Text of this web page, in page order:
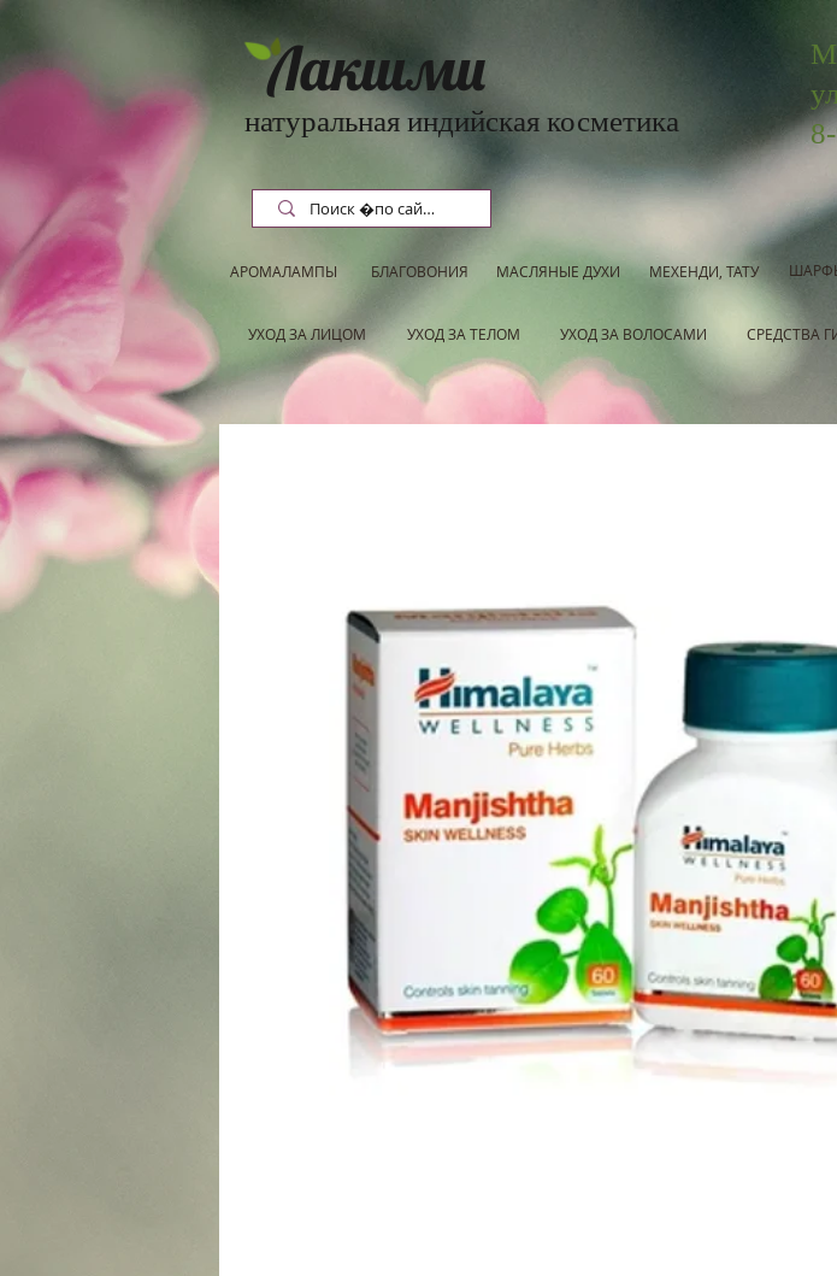
Лакшми
натуральная индийская косметика
АРОМАЛАМПЫ БЛАГОВОНИЯ МАСЛЯНЫЕ ДУХИ МЕХЕНДИ, ТАТУ
УХОД ЗА ЛИЦОМ УХОД ЗА ТЕЛОМ УХОД ЗА ВОЛОСАМИ СРЕДСТВА